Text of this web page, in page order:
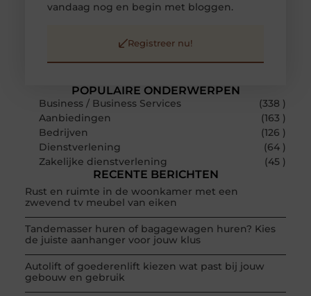
POPULAIRE ONDERWERPEN
Business / Business Services
(338 )
Aanbiedingen
(163 )
Bedrijven
(126 )
Dienstverlening
(64 )
Zakelijke dienstverlening
(45 )
RECENTE BERICHTEN
Rust en ruimte in de woonkamer met een
zwevend tv meubel van eiken
Tandemasser huren of bagagewagen huren? Kies
de juiste aanhanger voor jouw klus
Autolift of goederenlift kiezen wat past bij jouw
gebouw en gebruik
vandaag nog en begin met bloggen.
Registreer nu!